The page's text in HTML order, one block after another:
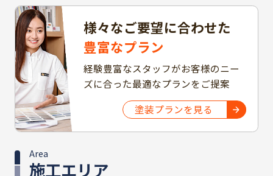
様々なご要望に合わせた
豊富なプラン
経験豊富なスタッフがお客様のニー
ズに合った最適なプランをご提案
塗装プランを見る
施工エリア
Area